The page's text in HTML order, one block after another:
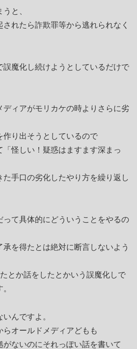
と、
れたら詐欺罪等から逃れられなく
誤魔化し続けようとしているだけで
ディアがモリカケの時よりさらに劣
作り出そうとしているので
怪しい！疑惑はますます深まっ
手口の劣化したやり方を繰り返し
って具体的にどういうことをやるの
を得たとは絶対に断言しないよう
とか話をしたとかいう誤魔化しで
んですよ。
らオールドメディアどもも
がないのにそれっぽい話を書いて